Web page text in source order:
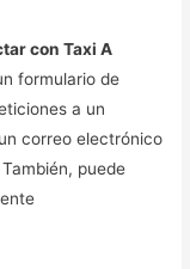
con Taxi A
formulario de
a un
correo electrónico
puede